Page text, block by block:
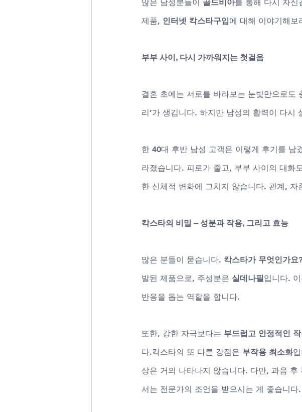
많은 남성분들이 골드비아를 통해 다시 자신
제품, 인터넷 칵스타구입 에 대해 이야기해보
부부 사이, 다시 가까워지는 첫걸음
결혼 초에는 서로를 바라보는 눈빛만으로도
리’가 생깁니다. 하지만 남성의 활력이 다시
한 40대 후반 남성 고객은 이렇게 후기를 남
라졌습니다. 피로가 줄고, 부부 사이의 대화
한 신체적 변화에 그치지 않습니다. 관계,
칵스타의 비밀 – 성분과 작용, 그리고 효능
많은 분들이 묻습니다. 칵스타가 무엇인가요?
발된 제품으로, 주성분은 실데나필입니다.
반응을 돕는 역할을 합니다.
또한, 강한 자극보다는 부드럽고 안정적인
다.칵스타의 또 다른 강점은 부작용 최소화
상은 거의 나타나지 않습니다. 다만, 과음
서는 전문가의 조언을 받으시는 게 좋습니다.